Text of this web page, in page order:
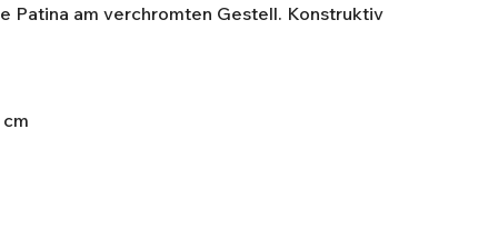
Patina am verchromten Gestell. Konstruktiv